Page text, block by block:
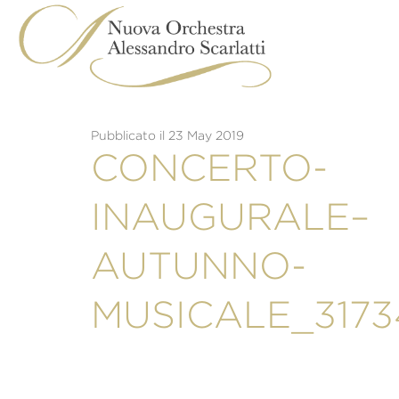
content
Pubblicato il 23 May 2019
CONCERTO-
INAUGURALE–
AUTUNNO-